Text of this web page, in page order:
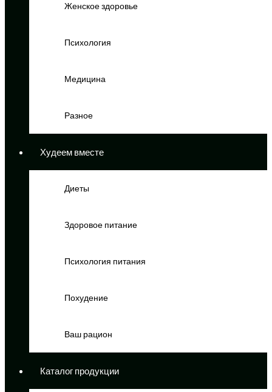
Женское здоровье
Психология
Медицина
Разное
Худеем вместе
Диеты
Здоровое питание
Психология питания
Похудение
Ваш рацион
Каталог продукции